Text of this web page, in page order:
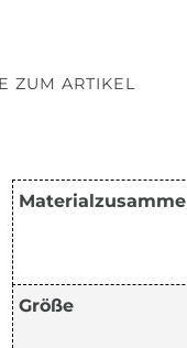
ZUM ARTIKEL
Größe